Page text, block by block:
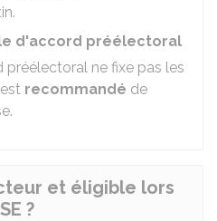
d'accord préélectoral
ne fixe pas les
recommandé de
et éligible lors
?